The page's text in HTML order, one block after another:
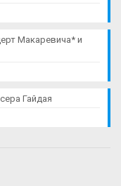
Макаревича* и
Гайдая